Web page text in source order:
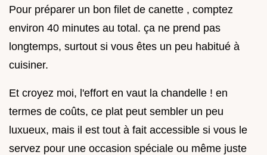
Pour préparer un bon filet de canette , comptez
environ 40 minutes au total. ça ne prend pas
longtemps, surtout si vous êtes un peu habitué à
cuisiner.
Et croyez moi, l'effort en vaut la chandelle ! en
termes de coûts, ce plat peut sembler un peu
luxueux, mais il est tout à fait accessible si vous le
servez pour une occasion spéciale ou même juste